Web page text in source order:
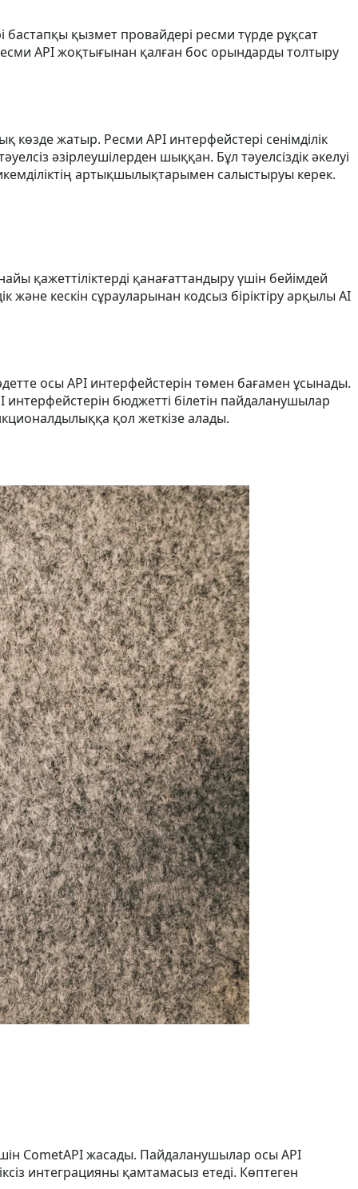
қызмет провайдері ресми түрде рұқсат
API жоқтығынан қалған бос орындарды толтыру
жатыр. Ресми API интерфейстері сенімділік
әзірлеушілерден шыққан. Бұл тәуелсіздік әкелуі
артықшылықтарымен салыстыруы керек.
қажеттіліктерді қанағаттандыру үшін бейімдей
кескін сұрауларынан кодсыз біріктіру арқылы AI
осы API интерфейстерін төмен бағамен ұсынады.
интерфейстерін бюджетті білетін пайдаланушылар
қол жеткізе алады.
CometAPI жасады. Пайдаланушылар осы API
интеграцияны қамтамасыз етеді. Көптеген